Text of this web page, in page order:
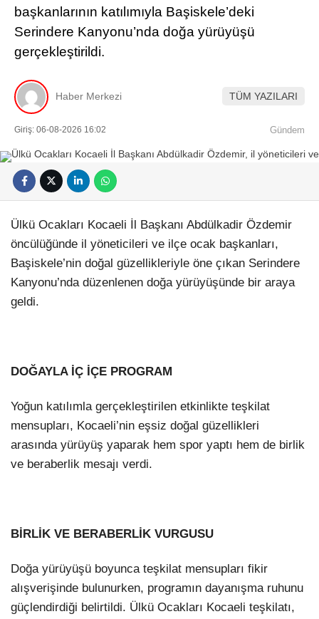
başkanlarının katılımıyla Başiskele’deki
Serindere Kanyonu’nda doğa yürüyüşü
gerçekleştirildi.
Haber Merkezi TÜM YAZILARI
Giriş: 06-08-2026 16:02 Gündem
Ülkü Ocakları Kocaeli İl Başkanı Abdülkadir Özdemir
öncülüğünde il yöneticileri ve ilçe ocak başkanları,
Başiskele’nin doğal güzellikleriyle öne çıkan Serindere
Kanyonu’nda düzenlenen doğa yürüyüşünde bir araya
geldi.
DOĞAYLA İÇ İÇE PROGRAM
Yoğun katılımla gerçekleştirilen etkinlikte teşkilat
mensupları, Kocaeli’nin eşsiz doğal güzellikleri
arasında yürüyüş yaparak hem spor yaptı hem de birlik
ve beraberlik mesajı verdi.
BİRLİK VE BERABERLİK VURGUSU
Doğa yürüyüşü boyunca teşkilat mensupları fikir
alışverişinde bulunurken, programın dayanışma ruhunu
güçlendirdiği belirtildi. Ülkü Ocakları Kocaeli teşkilatı,